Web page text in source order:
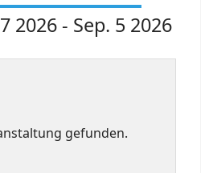
2026 - Sep. 5 2026
gefunden.